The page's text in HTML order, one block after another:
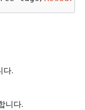
다.
니다.